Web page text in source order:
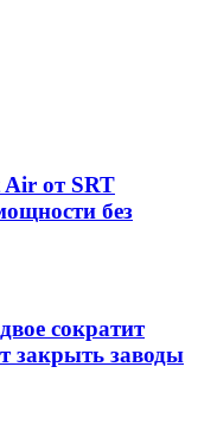
Air от SRT
без
сократит
закрыть заводы